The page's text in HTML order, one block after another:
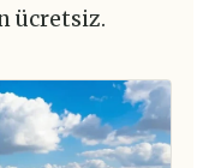
ücretsiz.